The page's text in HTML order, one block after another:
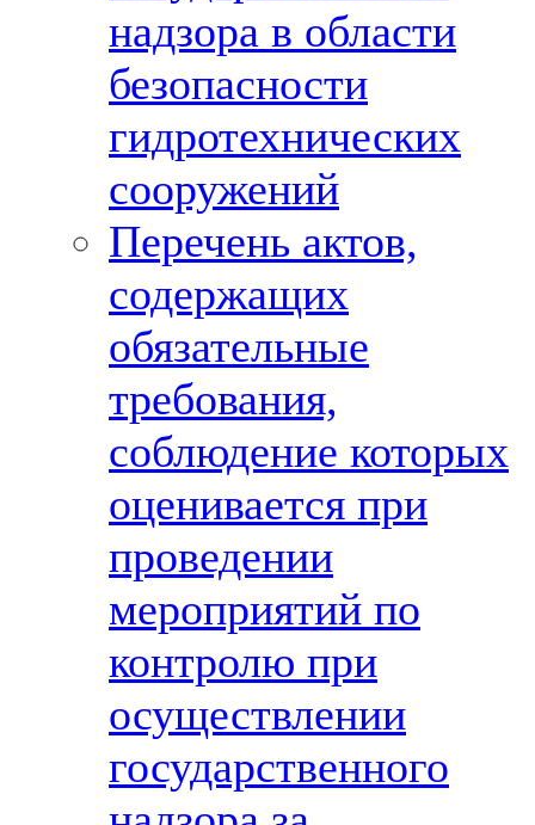
надзора в области
безопасности
гидротехнических
сооружений
Перечень актов,
содержащих
обязательные
требования,
соблюдение которых
оценивается при
проведении
мероприятий по
контролю при
осуществлении
государственного